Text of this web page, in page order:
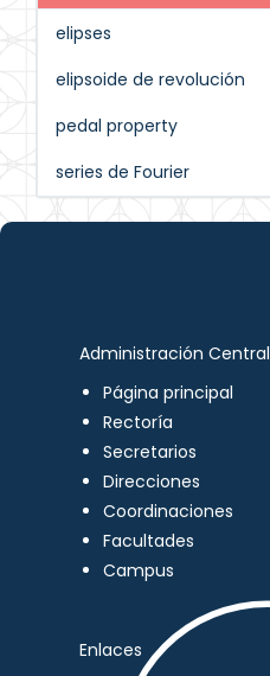
elipses
elipsoide de revolución
pedal property
series de Fourier
Administración Central
Página principal
Rectoría
Secretarios
Direcciones
Coordinaciones
Facultades
Campus
Enlaces